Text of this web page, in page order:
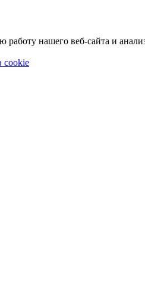
нашего веб-сайта и
cookie